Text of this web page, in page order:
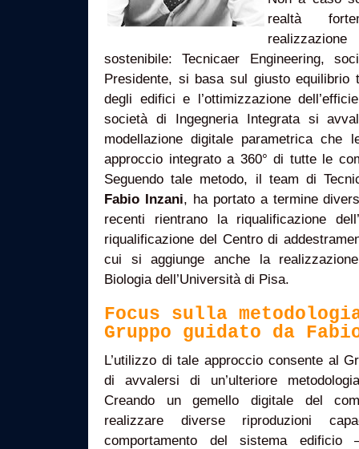
realtà
sostenibile: Tecnicaer Engineering,
Presidente, si basa sul giusto equilibrio
degli edifici e l’ottimizzazione
società di Ingegneria Integrata si
modellazione digitale parametrica che
approccio integrato a 360° di tutte le
Seguendo tale metodo, il team di
Fabio Inzani, ha portato a termine
recenti rientrano la riqualificazione
riqualificazione del Centro di
cui si aggiunge anche la
Biologia dell’Università di Pisa.
Focus sulla
Gruppo guidato da
L’utilizzo di tale approccio consente al
di avvalersi di un’ulteriore
Creando un gemello digitale del
realizzare diverse riproduzioni
comportamento del sistema edificio